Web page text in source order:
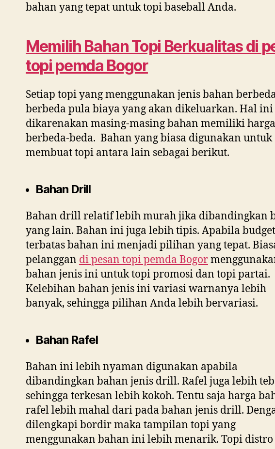
bahan yang tepat untuk topi baseball Anda.
Memilih Bahan Topi Berkualitas di
topi pemda Bogor
Setiap topi yang menggunakan jenis bahan
berbeda pula biaya yang akan dikeluarkan. Hal ini
dikarenakan masing-masing bahan memiliki
berbeda-beda. Bahan yang biasa digunakan untuk
membuat topi antara lain sebagai berikut.
Bahan Drill
Bahan drill relatif lebih murah jika dibandingkan
yang lain. Bahan ini juga lebih tipis. Apabila budget
terbatas bahan ini menjadi pilihan yang tepat.
pelanggan dipesan topi pemda Bogor
bahan jenis ini untuk topi promosi dan topi partai.
Kelebihan bahan jenis ini variasi warnanya lebih
banyak, sehingga pilihan Anda lebih bervariasi.
Bahan Rafel
Bahan ini lebih nyaman digunakan apabila
dibandingkan bahan jenis drill. Rafel juga lebih
sehingga terkesan lebih kokoh. Tentu saja harga
rafel lebih mahal dari pada bahan jenis drill.
dilengkapi bordir maka tampilan topi yang
menggunakan bahan ini lebih menarik. Topi distro